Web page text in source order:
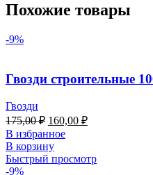
Похожие товары
-9%
Гвозди строительные
Гвозди
175,00₽ 160,00 ₽
В избранное
В корзину
Быстрый просмотр
-9%